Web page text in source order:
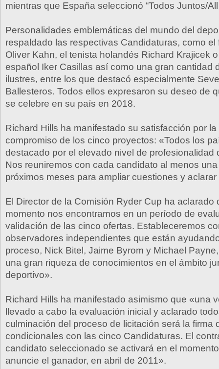
mientras que España seleccionó “Todos Juntos/All
Personalidades emblemáticas del mundo del
respaldado las respectivas Candidaturas, como el
Oliver Kahn, el tenista holandés Richard Krajicek
español Iker Casillas así como una gran cantidad
ilustres, entre los que destacó especialmente
Ballesteros. Todos ellos expresaron su deseo de
se celebre en su país en 2018.
Richard Hills ha manifestado su satisfacción por
compromiso de los cinco proyectos: «Todos los
destacado por el elevado nivel de profesionalidad
Nos reuniremos con cada candidato al menos
próximos meses para ampliar cuestiones y aclarar
El Director de la Comisión Ryder Cup ha aclarado
momento nos encontramos en un período de
validación de las cinco ofertas. Estableceremos
observadores independientes que están
proceso, Nick Bitel, Jaime Byrom y Michael
una gran riqueza de conocimientos en el ámbito
deportivo».
Richard Hills ha manifestado asimismo que «una
llevado a cabo la evaluación inicial y aclarado
culminación del proceso de licitación será la firma
condicionales con las cinco Candidaturas. El
candidato seleccionado se activará en el
anuncie el ganador, en abril de 2011».